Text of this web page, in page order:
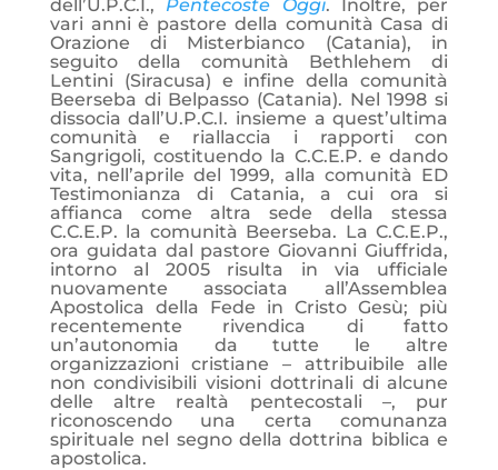
dell’U.P.C.I.,
Pentecoste Oggi. Inoltre, per
vari anni è pastore della comunità Casa di
Orazione di Misterbianco (Catania), in
seguito della comunità Bethlehem di
Lentini (Siracusa) e infine della comunità
Beerseba di Belpasso (Catania). Nel 1998 si
dissocia dall’U.P.C.I. insieme a quest’ultima
comunità e riallaccia i rapporti con
Sangrigoli, costituendo la C.C.E.P. e dando
vita, nell’aprile del 1999, alla comunità ED
Testimonianza di Catania, a cui ora si
affianca come altra sede della stessa
C.C.E.P. la comunità Beerseba. La C.C.E.P.,
ora guidata dal pastore Giovanni Giuffrida,
intorno al 2005 risulta in via ufficiale
nuovamente associata all’Assemblea
Apostolica della Fede in Cristo Gesù; più
recentemente rivendica di fatto
un’autonomia da tutte le altre
organizzazioni cristiane – attribuibile alle
non condivisibili visioni dottrinali di alcune
delle altre realtà pentecostali –, pur
riconoscendo una certa comunanza
spirituale nel segno della dottrina biblica e
apostolica.